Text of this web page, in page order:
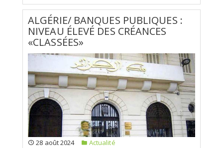
ALGÉRIE/ BANQUES PUBLIQUES :
NIVEAU ÉLEVÉ DES CRÉANCES
«CLASSÉES»
28 août 2024
Actualité